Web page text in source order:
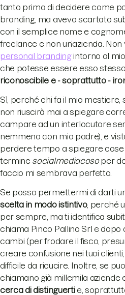
tanto prima di decidere come
branding, ma avevo scartato
con il semplice nome e
freelance e non un’azienda.
personal brandingintorno al
che potesse essere esso
riconoscibile e - soprattutto -
Sì, perché chi fa il mio mestiere,
non riuscirà mai a spiegare
campare ad un interlocutore
nemmeno con mio padre), e
perdere tempo a spiegare cose
termine socialmediacosoper
faccio mi sembrava perfetto.
Se posso permettermi di darti
scelta in modo istintivo, perché
per sempre, ma ti identifica
chiama Pinco Pallino Srl e dopo
cambi (per frodare il fisco,
creare confusione nei tuoi
difficile da ricucire. Inoltre, se
chiamano già millemila aziende
cerca di distinguertie,